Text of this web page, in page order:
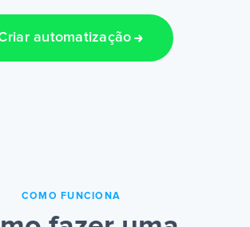
automatização
COMO FUNCIONA